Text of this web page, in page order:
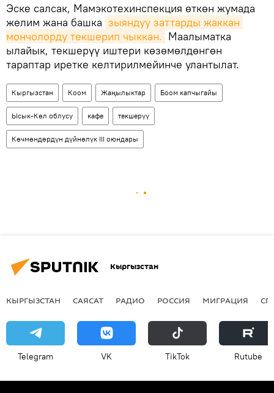
Эске салсак, Мамэкотехинспекция өткөн жумада
желим жана башка зыяндуу заттарды жаккан
мончолорду текшерип чыккан. Маалыматка
ылайык, текшерүү иштери көзөмөлдөнгөн
тараптар иретке келтирилмейинче улантылат.
Кыргызстан Коом Жаңылыктар Боом капчыгайы
Ысык-Көл облусу кафе текшерүү
Көчмөндөрдүн дүйнөлүк III оюндары
Кыргызстан
КЫРГЫЗСТАН САЯСАТ РАДИО РОССИЯ МИГРАЦИЯ
Telegram VK ТikТоk Rutube